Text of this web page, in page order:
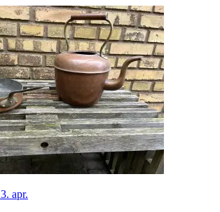
3. apr.